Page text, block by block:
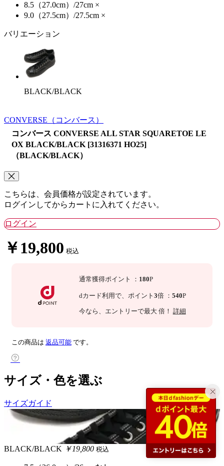
8.5（27.0cm）/27cm ×
9.0（27.5cm）/27.5cm ×
バリエーション
BLACK/BLACK
CONVERSE （コンバース）
コンバース CONVERSE ALL STAR SQUARETOE LE
OX BLACK/BLACK [31316371 HO25]
（BLACK/BLACK）
こちらは、会員価格が設定されています。
ログインしてからカートに入れてください。
ログイン
￥19,800 税込
通常獲得ポイント ： 180P
dカード利用で、 ポイント 3倍 ： 540P
今なら 、エントリーで最大 倍！ 詳細
この商品は 返品可能 です。
サイズ・色を選ぶ
サイズガイド
BLACK/BLACK ￥19,800 税込